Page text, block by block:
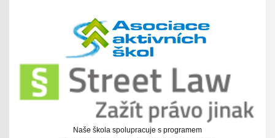
Naše škola spolupracuje s programem